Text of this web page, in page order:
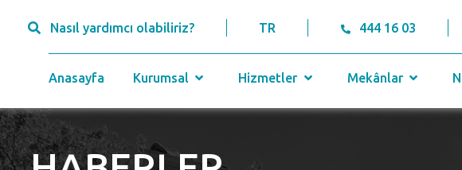
Nasıl yardımcı olabiliriz? TR 444 16 03
Anasayfa Kurumsal Hizmetler Mekânlar